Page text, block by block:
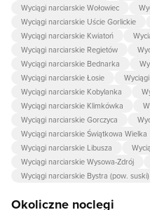
Wyciągi narciarskie Wołowiec
Wyciągi narciarskie Uście Gorlickie
Wyciągi narciarskie Kwiatoń
Wyciągi narciarskie Regietów
Wyciągi narciarskie Bednarka
Wyciągi narciarskie Łosie
Wyciągi narciarskie Kobylanka
Wyciągi narciarskie Klimkówka
Wyciągi narciarskie Gorczyca
Wyciągi narciarskie Świątkowa Wielka
Wyciągi narciarskie Libusza
Wyciągi narciarskie Wysowa-Zdrój
Wyciągi narciarskie Bystra (pow. suski)
Okoliczne noclegi